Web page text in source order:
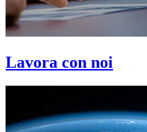
Lavora con noi